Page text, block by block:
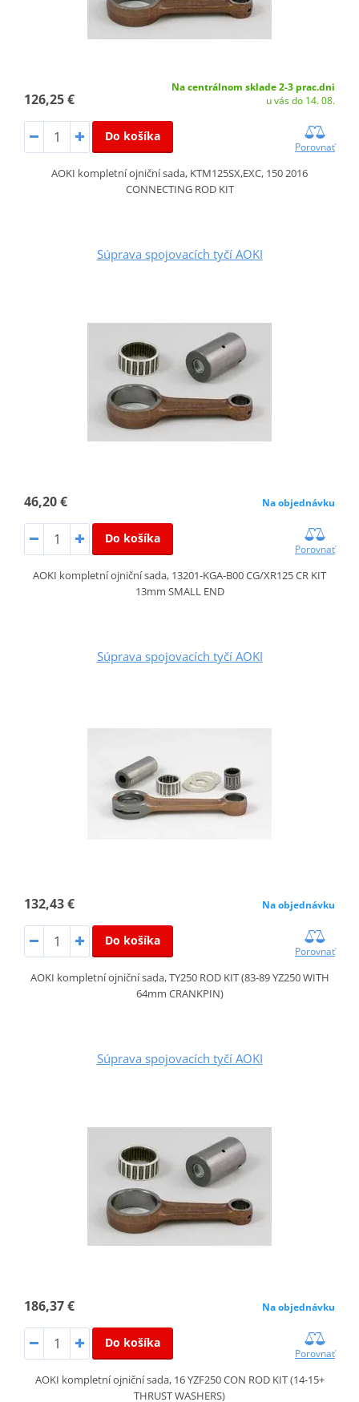
126,25 €
Na centrálnom sklade 2-3 prac.dni
u vás do 14. 08.
Do košíka
Porovnať
AOKI kompletní ojniční sada, KTM125SX,EXC, 150 2016
CONNECTING ROD KIT
Súprava spojovacích tyčí AOKI
46,20 € Na objednávku
Do košíka
Porovnať
AOKI kompletní ojniční sada, 13201-KGA-B00 CG/XR125 CR KIT
13mm SMALL END
Súprava spojovacích tyčí AOKI
132,43 € Na objednávku
Do košíka
Porovnať
AOKI kompletní ojniční sada, TY250 ROD KIT (83-89 YZ250 WITH
64mm CRANKPIN)
Súprava spojovacích tyčí AOKI
186,37 € Na objednávku
Do košíka
Porovnať
AOKI kompletní ojniční sada, 16 YZF250 CON ROD KIT (14-15+
THRUST WASHERS)